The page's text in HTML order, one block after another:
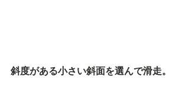
斜度がある小さい斜面を選んで滑走。